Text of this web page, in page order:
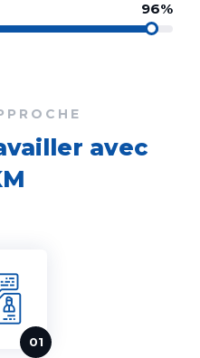
96%
avec